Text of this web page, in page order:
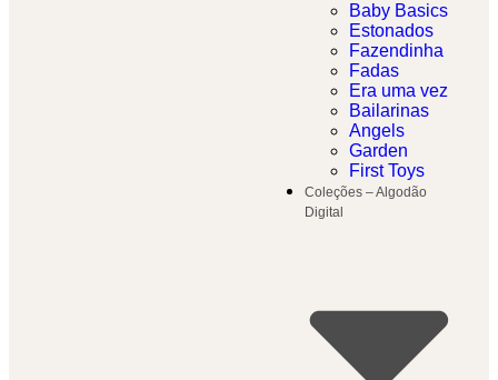
Baby Basics
Estonados
Fazendinha
Fadas
Era uma vez
Bailarinas
Angels
Garden
First Toys
Coleções – Algodão
Digital